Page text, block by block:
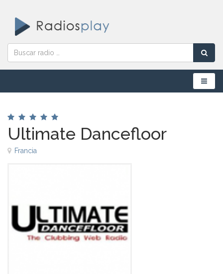
Menú
Ultimate Dancefloor
Francia